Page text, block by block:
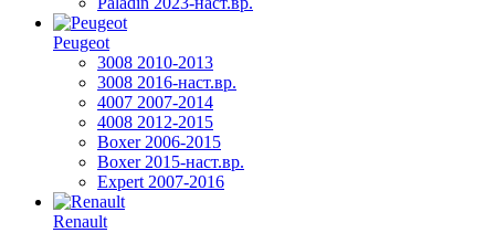
Peugeot
3008 2010-2013
3008 2016-наст.вр.
4007 2007-2014
4008 2012-2015
Boxer 2006-2015
Boxer 2015-наст.вр.
Expert 2007-2016
Renault